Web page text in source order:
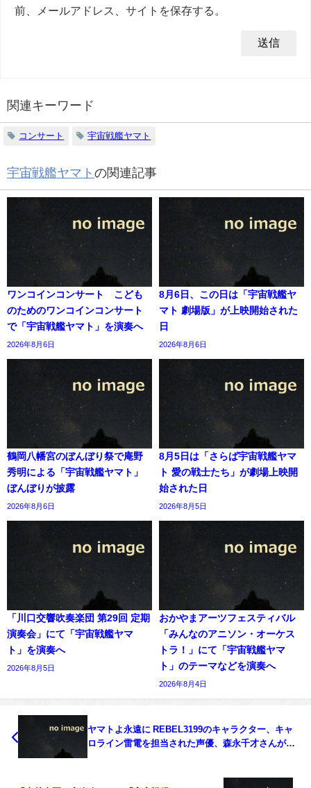
前、メールアドレス、サイトを保存する。
関連キーワード
コンサート 宇宙戦艦ヤマト
宇宙戦艦ヤマト の関連記事
ワンコインコンサート こども
のためのワンコインコンサート
で「宇宙戦艦ヤマト」を演奏へ
2026年8月6日
8月6日、この日は「宇宙戦艦ヤ
マト 劇場版」が上映開始された
日
2026年8月6日
鶴岡八幡宮のぼんぼり祭で庵野
秀明による「宇宙戦艦ヤマト」
ぼんぼりが披露
2026年8月6日
8月5日は「さらば宇宙戦艦ヤマ
ト 愛の戦士たち」が劇場上映開
始された日
2026年8月5日
「川口交響吹奏楽団 第29回 定期
演奏会」にて「宇宙戦艦ヤマ
ト」を演奏へ
2026年8月5日
おかやまアーツフェスティバル
「みんなのアニソン・オーケス
トラ！」にて「宇宙戦艦ヤマ
ト」のテーマなどを演奏へ
2026年8月4日
ヤマトよ永遠に REBEL3199のキャラクター、キャ
ロライン雷電を担当された声優、森永千才さんが結